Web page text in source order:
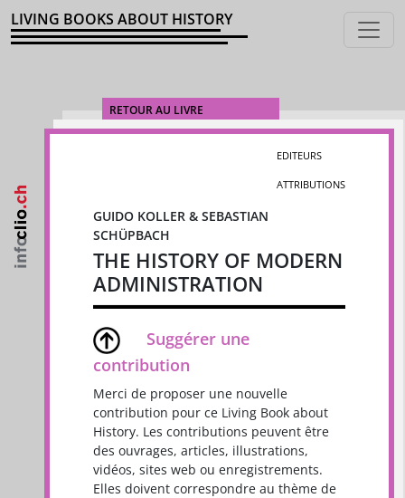
LIVING BOOKS ABOUT HISTORY
RETOUR AU LIVRE
EDITEURS
ATTRIBUTIONS
GUIDO KOLLER & SEBASTIAN
SCHÜPBACH
THE HISTORY OF MODERN
ADMINISTRATION
Suggérer une
contribution
Merci de proposer une nouvelle
contribution pour ce Living Book about
History. Les contributions peuvent être
des ouvrages, articles, illustrations,
vidéos, sites web ou enregistrements.
Elles doivent correspondre au thème de